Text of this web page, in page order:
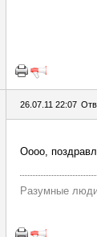
26.07.11 22:07
Оооо,
Разумные